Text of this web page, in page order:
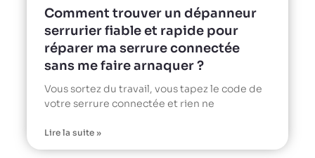
Comment trouver un dépanneur
serrurier fiable et rapide pour
réparer ma serrure connectée
sans me faire arnaquer ?
Vous sortez du travail, vous tapez le code de
votre serrure connectée et rien ne
Lire la suite »